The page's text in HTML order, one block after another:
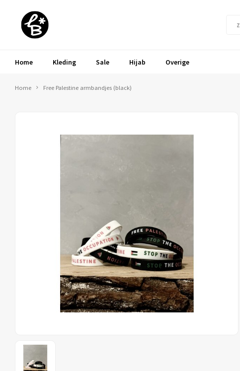
Home Kleding Sale Hijab Overige
Home Free Palestine armbandjes (black)